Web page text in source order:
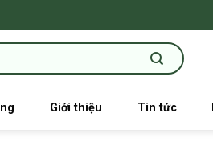
Giới thiệu Tin tức